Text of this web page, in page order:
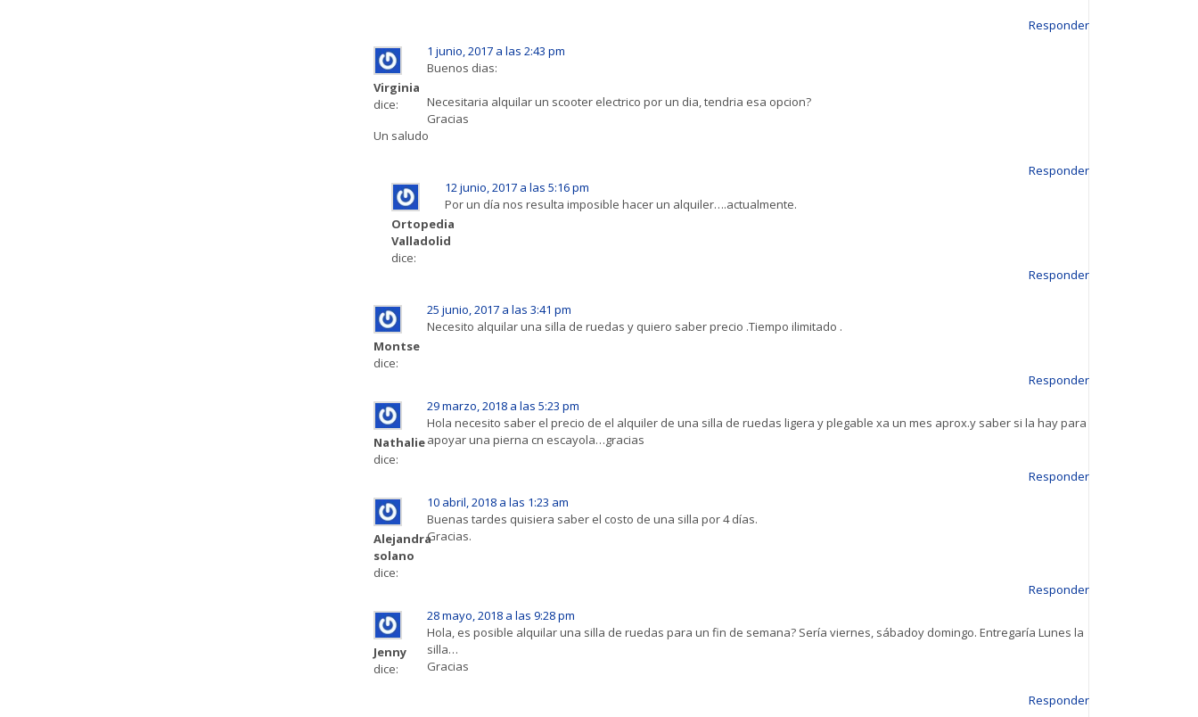
Responder
Virginia
dice:
1 junio, 2017 a las 2:43 pm
Buenos dias:
Necesitaria alquilar un scooter electrico por un dia, tendria esa opcion?
Gracias
Un saludo
Responder
Ortopedia
Valladolid
dice:
12 junio, 2017 a las 5:16 pm
Por un día nos resulta imposible hacer un alquiler….actualmente.
Responder
Montse
dice:
25 junio, 2017 a las 3:41 pm
Necesito alquilar una silla de ruedas y quiero saber precio .Tiempo ilimitado .
Responder
Nathalie
dice:
29 marzo, 2018 a las 5:23 pm
Hola necesito saber el precio de el alquiler de una silla de ruedas ligera y plegable xa un mes aprox.y saber si la hay para
apoyar una pierna cn escayola…gracias
Responder
Alejandra
solano
dice:
10 abril, 2018 a las 1:23 am
Buenas tardes quisiera saber el costo de una silla por 4 días.
Gracias.
Responder
Jenny
dice:
28 mayo, 2018 a las 9:28 pm
Hola, es posible alquilar una silla de ruedas para un fin de semana? Sería viernes, sábadoy domingo. Entregaría Lunes la
silla…
Gracias
Responder